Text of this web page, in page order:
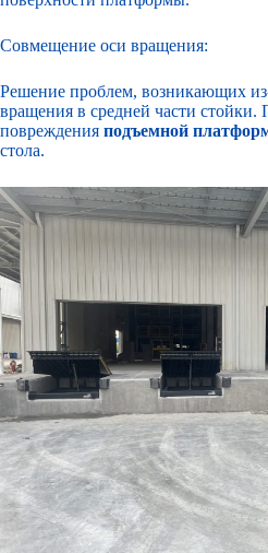
Совмещение оси вращения:
Решение проблем, возникающих
вращения в средней части стойки.
повреждения подъемной
стола.